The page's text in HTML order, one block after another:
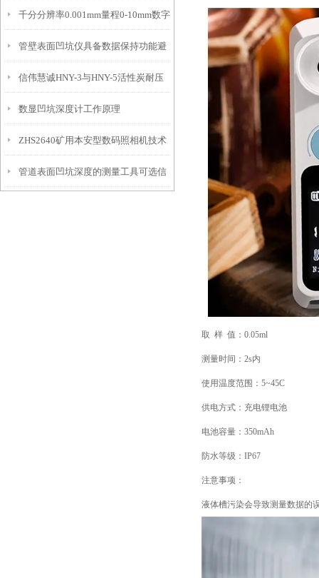
10mm！
特点
千分分辨率0.001mm量程0-10mm数字
埋头度仪技术参数！
管壁表面凹坑仪具备数据保持功能避
免测试过程中测针移动导致数据变动
信伟慧诚HNY-3与HNY-5活性炭耐压
强度测定仪技术参数！
数显凹坑深度计工作原理
ZHS2640矿用本安型数码照相机技术
参数！
管道表面凹坑深度的测量工具可选信
取 样 值：0.05ml
测量时间：2s内
使用温度范围：5~45C
供电方式：充电锂电池
电池容量：350mAh
防水等级：IP67
注意事项：
液体槽污染会导致测量数据的